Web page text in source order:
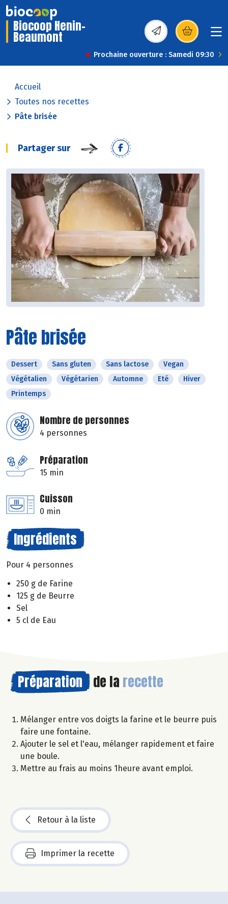
Biocoop Henin-
Beaumont (s’ouvre dans une
Prochaine ouverture : Samedi 09:30
Accueil
Toutes nos recettes
Pâte brisée
Partager sur
Pâte brisée
Dessert Sans gluten Sans lactose
Vegan
Végétalien
Végétarien Automne Eté
Hiver
Printemps
Nombre de personnes
4 personnes
Préparation
15 min
Cuisson
0 min
Ingrédients
Pour 4 personnes
250 g de Farine
125 g de Beurre
Sel
5 cl de Eau
Préparation de la recette
Mélanger entre vos doigts la farine et le beurre puis
faire une fontaine.
Ajouter le sel et l'eau, mélanger rapidement et faire
une boule.
Mettre au frais au moins 1heure avant emploi.
Retour à la liste
Imprimer la recette